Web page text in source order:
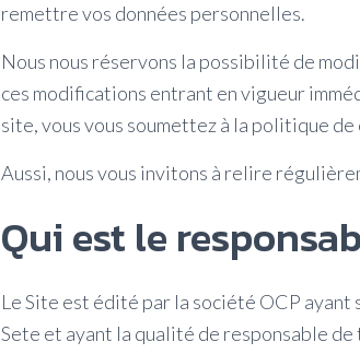
remettre vos données personnelles.
Nous nous réservons la possibilité de
ces modifications entrant en vigueur
site, vous vous soumettez à la politique
Aussi, nous vous invitons à relire
Qui est le
Le Site est édité par la société OCP
Sete et ayant la qualité de responsable